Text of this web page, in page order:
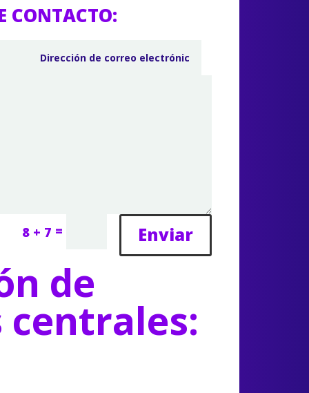
CONTACTO:
8 + 7 = Enviar
de